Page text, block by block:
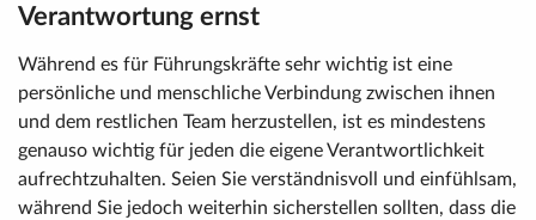
Verantwortung ernst
Während es für Führungskräfte sehr wichtig ist eine
persönliche und menschliche Verbindung zwischen ihnen
und dem restlichen Team herzustellen, ist es mindestens
genauso wichtig für jeden die eigene Verantwortlichkeit
aufrechtzuhalten. Seien Sie verständnisvoll und einfühlsam,
während Sie jedoch weiterhin sicherstellen sollten, dass die